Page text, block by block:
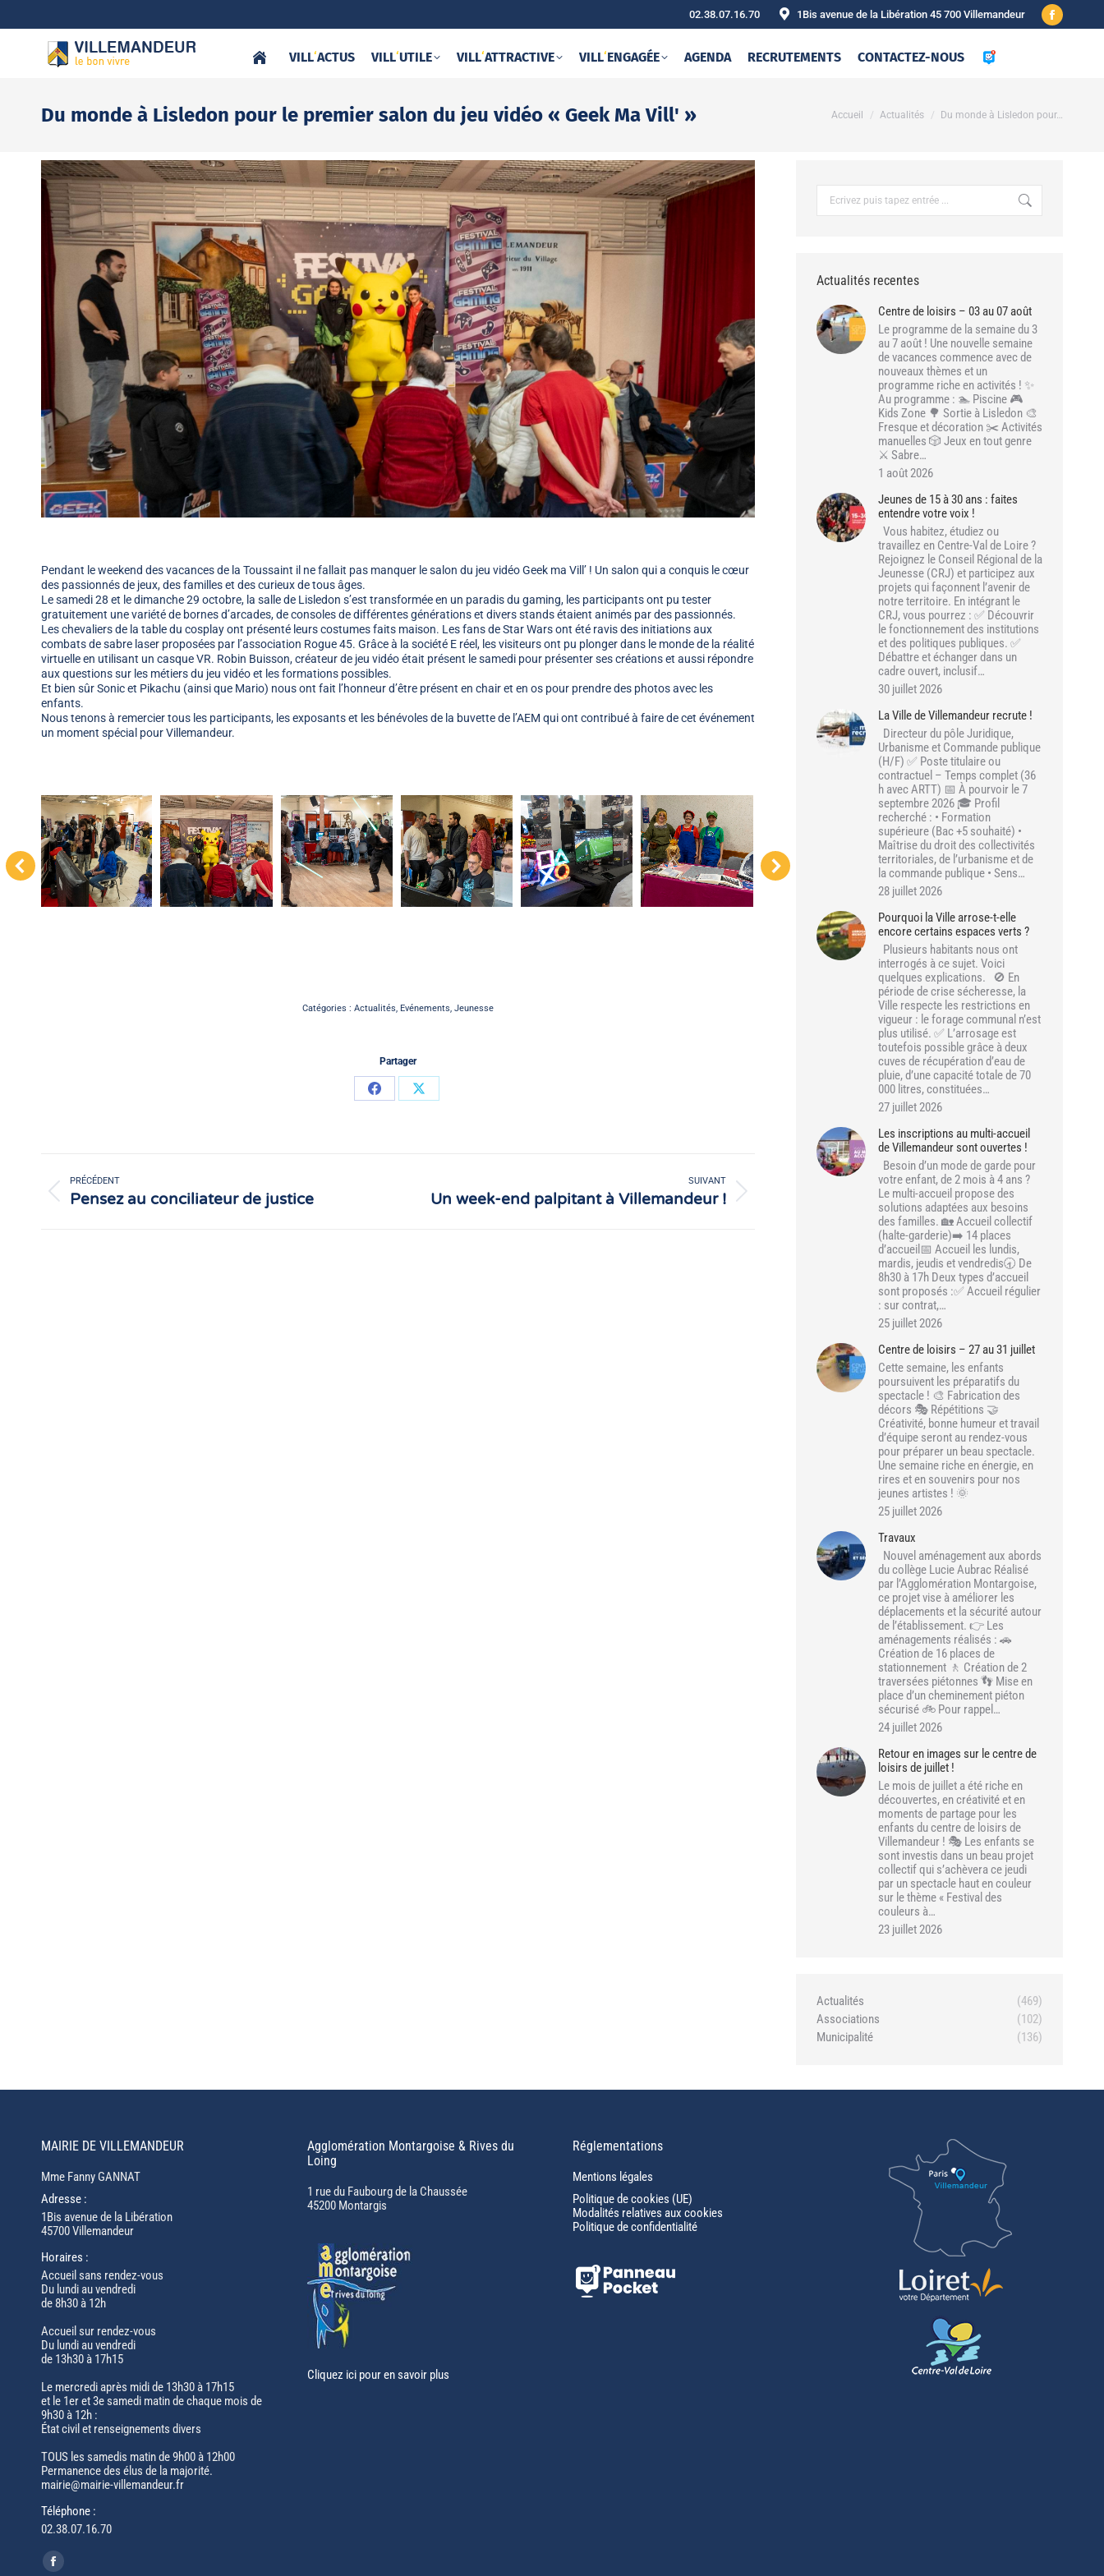
02.38.07.16.70 1Bis avenue de la Libération 45 700 Villemandeur
Facebook
new
VILL‘ACTUS VILL‘UTILE VILL‘ATTRACTIVE VILL‘ENGAGÉE AGENDA RECRUTEMENTS CONTACTEZ-NOUS
Du monde à Lisledon pour le premier salon du jeu vidéo « Geek Ma Vill' » Vous êtes ici :
Accueil Actualités Du monde à Lisledon pour…
Pendant le weekend des vacances de la Toussaint il ne fallait pas manquer le salon du jeu vidéo Geek ma Vill’ ! Un salon qui a conquis le cœur
des passionnés de jeux, des familles et des curieux de tous âges.
Le samedi 28 et le dimanche 29 octobre, la salle de Lisledon s’est transformée en un paradis du gaming, les participants ont pu tester
gratuitement une variété de bornes d’arcades, de consoles de différentes générations et divers stands étaient animés par des passionnés.
Les chevaliers de la table du cosplay ont présenté leurs costumes faits maison. Les fans de Star Wars ont été ravis des initiations aux
combats de sabre laser proposées par l’association Rogue 45. Grâce à la société E réel, les visiteurs ont pu plonger dans le monde de la réalité
virtuelle en utilisant un casque VR. Robin Buisson, créateur de jeu vidéo était présent le samedi pour présenter ses créations et aussi répondre
aux questions sur les métiers du jeu vidéo et les formations possibles.
Et bien sûr Sonic et Pikachu (ainsi que Mario) nous ont fait l’honneur d’être présent en chair et en os pour prendre des photos avec les
enfants.
Nous tenons à remercier tous les participants, les exposants et les bénévoles de la buvette de l’AEM qui ont contribué à faire de cet événement
un moment spécial pour Villemandeur.
Catégories : Actualités, Evénements, Jeunesse
Partager
PartagerPartager
articlePRÉCÉDENT
Article
Pensez au conciliateur de justice
SUIVANT
Article
Un week-end palpitant à Villemandeur !
Actualités recentes
Centre de loisirs – 03 au 07 août
Le programme de la semaine du 3
au 7 août ! Une nouvelle semaine
de vacances commence avec de
nouveaux thèmes et un
programme riche en activités ! ✨
Au programme : 🏊 Piscine 🎮
Kids Zone 🌳 Sortie à Lisledon 🎨
Fresque et décoration ✂️ Activités
manuelles 🎲 Jeux en tout genre
⚔️ Sabre…
1 août 2026
Jeunes de 15 à 30 ans : faites
entendre votre voix !
Vous habitez, étudiez ou
travaillez en Centre-Val de Loire ?
Rejoignez le Conseil Régional de la
Jeunesse (CRJ) et participez aux
projets qui façonnent l’avenir de
notre territoire. En intégrant le
CRJ, vous pourrez : ✅ Découvrir
le fonctionnement des institutions
et des politiques publiques. ✅
Débattre et échanger dans un
cadre ouvert, inclusif…
30 juillet 2026
La Ville de Villemandeur recrute !
Directeur du pôle Juridique,
Urbanisme et Commande publique
(H/F) ✅ Poste titulaire ou
contractuel – Temps complet (36
h avec ARTT) 📅 À pourvoir le 7
septembre 2026 🎓 Profil
recherché : • Formation
supérieure (Bac +5 souhaité) •
Maîtrise du droit des collectivités
territoriales, de l’urbanisme et de
la commande publique • Sens…
28 juillet 2026
Pourquoi la Ville arrose-t-elle
encore certains espaces verts ?
Plusieurs habitants nous ont
interrogés à ce sujet. Voici
quelques explications. 🚫 En
période de crise sécheresse, la
Ville respecte les restrictions en
vigueur : le forage communal n’est
plus utilisé. ✅ L’arrosage est
toutefois possible grâce à deux
cuves de récupération d’eau de
pluie, d’une capacité totale de 70
000 litres, constituées…
27 juillet 2026
Les inscriptions au multi-accueil
de Villemandeur sont ouvertes !
Besoin d’un mode de garde pour
votre enfant, de 2 mois à 4 ans ?
Le multi-accueil propose des
solutions adaptées aux besoins
des familles. 🏡 Accueil collectif
(halte-garderie)➡️ 14 places
d’accueil📅 Accueil les lundis,
mardis, jeudis et vendredis🕣 De
8h30 à 17h Deux types d’accueil
sont proposés :✅ Accueil régulier
: sur contrat,…
25 juillet 2026
Centre de loisirs – 27 au 31 juillet
Cette semaine, les enfants
poursuivent les préparatifs du
spectacle ! 🎨 Fabrication des
décors 🎭 Répétitions 🤝
Créativité, bonne humeur et travail
d’équipe seront au rendez-vous
pour préparer un beau spectacle.
Une semaine riche en énergie, en
rires et en souvenirs pour nos
jeunes artistes ! 🌞
25 juillet 2026
Travaux
Nouvel aménagement aux abords
du collège Lucie Aubrac Réalisé
par l’Agglomération Montargoise,
ce projet vise à améliorer les
déplacements et la sécurité autour
de l’établissement. 👉 Les
aménagements réalisés : 🚗
Création de 16 places de
stationnement 🚶 Création de 2
traversées piétonnes 👣 Mise en
place d’un cheminement piéton
sécurisé 🚲 Pour rappel…
24 juillet 2026
Retour en images sur le centre de
loisirs de juillet !
Le mois de juillet a été riche en
découvertes, en créativité et en
moments de partage pour les
enfants du centre de loisirs de
Villemandeur ! 🎭 Les enfants se
sont investis dans un beau projet
collectif qui s’achèvera ce jeudi
par un spectacle haut en couleur
sur le thème « Festival des
couleurs à…
23 juillet 2026
Actualités
(469)
Associations
(102)
Municipalité
(136)
MAIRIE DE VILLEMANDEUR
Mme Fanny GANNAT
Adresse :
1Bis avenue de la Libération
45700 Villemandeur
Horaires :
Accueil sans rendez-vous
Du lundi au vendredi
de 8h30 à 12h
Accueil sur rendez-vous
Du lundi au vendredi
de 13h30 à 17h15
Le mercredi après midi de 13h30 à 17h15
et le 1er et 3e samedi matin de chaque mois de
9h30 à 12h :
État civil et renseignements divers
TOUS les samedis matin de 9h00 à 12h00
Permanence des élus de la majorité.
mairie@mairie-villemandeur.fr
Téléphone :
02.38.07.16.70
Trouvez nous sur :
Facebook
Agglomération Montargoise & Rives du
Loing
1 rue du Faubourg de la Chaussée
45200 Montargis
Cliquez ici pour en savoir plus
Réglementations
Mentions légales
Politique de cookies (UE)
Modalités relatives aux cookies
Politique de confidentialité